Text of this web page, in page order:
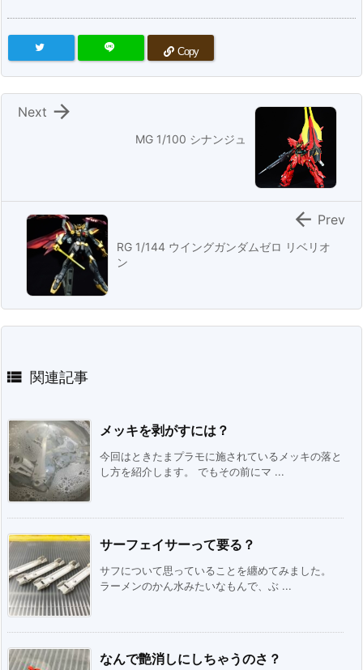
Copy
MG 1/100 シナンジュ

Next
RG 1/144 ウイングガンダムゼロ リベリオ
ン
 Prev
 関連記事
メッキを剥がすには？
今回はときたまプラモに施されているメッキの落と
し方を紹介します。 でもその前にマ ...
サーフェイサーって要る？
サフについて思っていることを纏めてみました。
ラーメンのかん水みたいなもんで、ぶ ...
なんで艶消しにしちゃうのさ？